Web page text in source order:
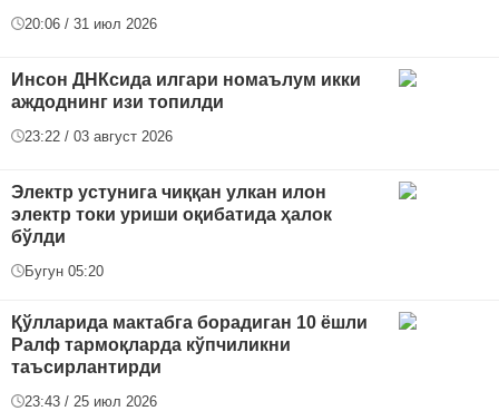
20:06 / 31 июл 2026
Инсон ДНКсида илгари номаълум икки
аждоднинг изи топилди
23:22 / 03 август 2026
Электр устунига чиққан улкан илон
электр токи уриши оқибатида ҳалок
бўлди
Бугун 05:20
Қўлларида мактабга борадиган 10 ёшли
Ралф тармоқларда кўпчиликни
таъсирлантирди
23:43 / 25 июл 2026